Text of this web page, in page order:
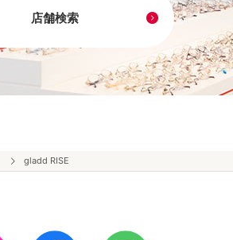
店舗検索
gladd RISE